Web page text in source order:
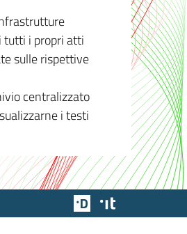
tutti i propri atti
sulle rispettive
centralizzato
i testi
Team Digitale